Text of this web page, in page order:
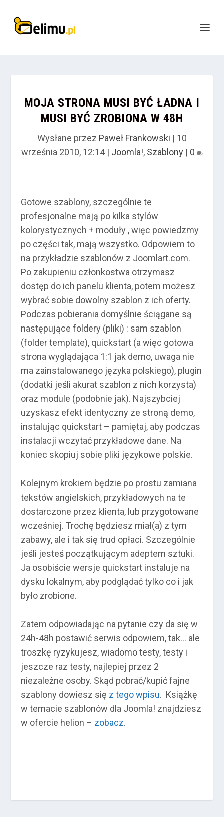
MOJA STRONA MUSI BYĆ ŁADNA I
MUSI BYĆ ZROBIONA W 48H
Wysłane przez Paweł Frankowski | 10
września 2010, 12:14| Joomla!, Szablony| 0
Gotowe szablony, szczególnie te
profesjonalne mają po kilka stylów
kolorystycznych + moduły , więc powiedzmy
po części tak, mają wszystko. Odpowiem to
na przykładzie szablonów z Joomlart.com.
Po zakupieniu członkostwa otrzymasz
dostęp do ich panelu klienta, potem możesz
wybrać sobie dowolny szablon z ich oferty.
Podczas pobierania domyślnie ściągane są
następujące foldery (pliki) : sam szablon
(folder template), quickstart (a więc gotowa
strona wyglądająca 1:1 jak demo, uwaga nie
ma zainstalowanego języka polskiego), plugin
(dodatki jeśli akurat szablon z nich korzysta)
oraz module (podobnie jak). Najszybciej
uzyskasz efekt identyczny ze stroną demo,
instalując quickstart – pamiętaj, aby podczas
instalacji wczytać przykładowe dane. Na
koniec skopiuj sobie pliki językowe polskie.
Kolejnym krokiem będzie po prostu zamiana
tekstów angielskich, przykładowych na te
dostarczone przez klienta, lub przygotowane
wcześniej. Trochę będziesz miał(a) z tym
zabawy, ale i tak się trud opłaci. Szczególnie
jeśli jesteś początkującym adeptem sztuki.
Ja osobiście wersje quickstart instaluje na
dysku lokalnym, aby podglądać tylko co i jak
było zrobione.
Zatem odpowiadając na pytanie czy da się w
24h-48h postawić serwis odpowiem, tak… ale
troszkę ryzykujesz, wiadomo testy, testy i
jeszcze raz testy, najlepiej przez 2
niezależne osoby. Skąd pobrać/kupić fajne
szablony dowiesz się z tego wpisu. Książkę
w temacie szablonów dla Joomla! znajdziesz
w ofercie helion – zobacz.